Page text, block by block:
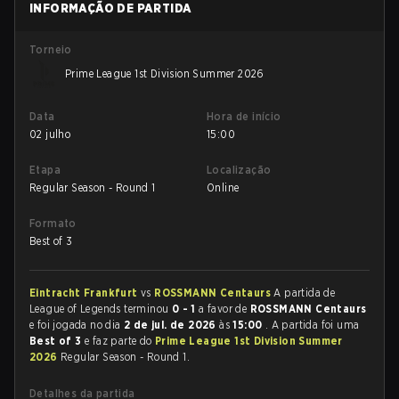
INFORMAÇÃO DE PARTIDA
Torneio
Prime League 1st Division Summer 2026
Data
02 julho
Hora de início
15:00
Etapa
Regular Season - Round 1
Localização
Online
Formato
Best of 3
Eintracht Frankfurt vs ROSSMANN CentaursA partida de
League of Legends terminou 0 - 1 a favor de ROSSMANN Centaurs
e foi jogada no dia 2 de jul. de 2026às15:00 . A partida foi uma
Best of 3 e faz parte do Prime League 1st Division Summer
2026 Regular Season - Round 1.
Detalhes da partida